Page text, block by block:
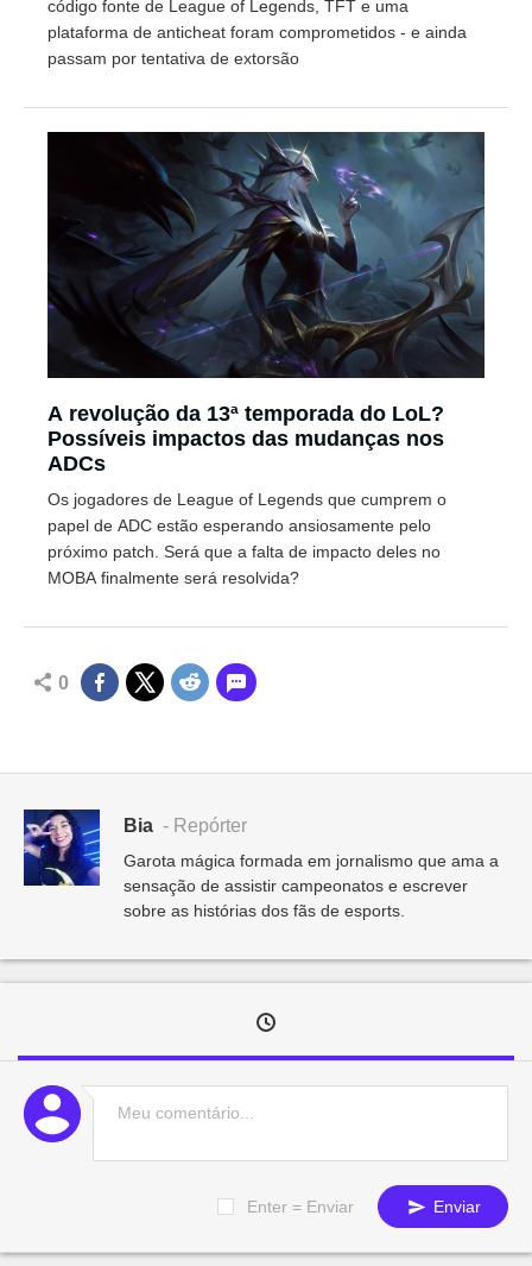
código fonte de League of Legends, TFT e uma
plataforma de anticheat foram comprometidos - e ainda
passam por tentativa de extorsão
A revolução da 13ª temporada do LoL?
Possíveis impactos das mudanças nos
ADCs
Os jogadores de League of Legends que cumprem o
papel de ADC estão esperando ansiosamente pelo
próximo patch. Será que a falta de impacto deles no
MOBA finalmente será resolvida?
0
Bia - Repórter
Garota mágica formada em jornalismo que ama a
sensação de assistir campeonatos e escrever
sobre as histórias dos fãs de esports.
Enter = Enviar Enviar